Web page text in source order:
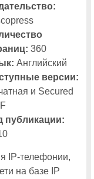
во второй день работы
московской Cisco
Expo для участников
2012 установила
360
Английский
версии:
и Secured
публикации:
IP-телефонии,
на базе IP